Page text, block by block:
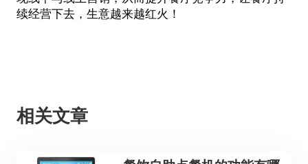
续经营下去，生意越来越红火！
相关文章